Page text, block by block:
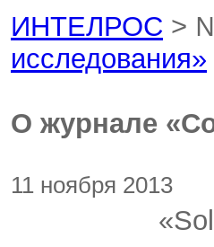
ИНТЕЛРОС >
исследования»
О журнале
11 ноября 2013